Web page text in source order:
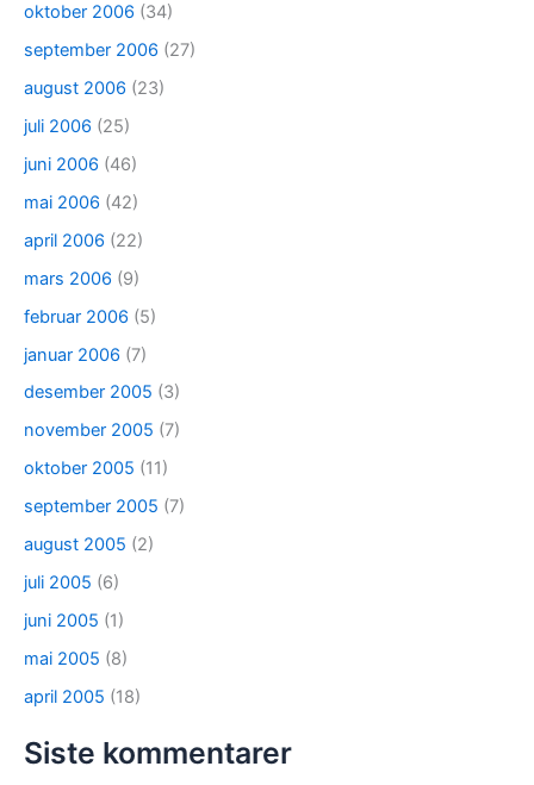
oktober 2006 (34)
september 2006 (27)
august 2006 (23)
juli 2006 (25)
juni 2006 (46)
mai 2006 (42)
april 2006 (22)
mars 2006 (9)
februar 2006 (5)
januar 2006 (7)
desember 2005 (3)
november 2005 (7)
oktober 2005 (11)
september 2005 (7)
august 2005 (2)
juli 2005 (6)
juni 2005 (1)
mai 2005 (8)
april 2005 (18)
Siste kommentarer